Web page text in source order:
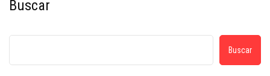
Buscar
Buscar